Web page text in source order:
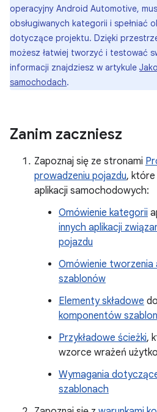
operacyjny Android Automotive,
obsługiwanych kategorii i spełniać
dotyczące projektu. Dzięki
możesz łatwiej tworzyć i testować
informacji znajdziesz w artykule
samochodach.
Zanim zaczniesz
Zapoznaj się ze stronami
prowadzeniu pojazdu,
aplikacji samochodowych:
Omówienie kategorii
innych aplikacji
pojazdu
Omówienie tworzenia
szablonów
Elementy składowe
komponentów
Przykładowe ścieżki,
wzorce wrażeń
Wymagania
szablonach